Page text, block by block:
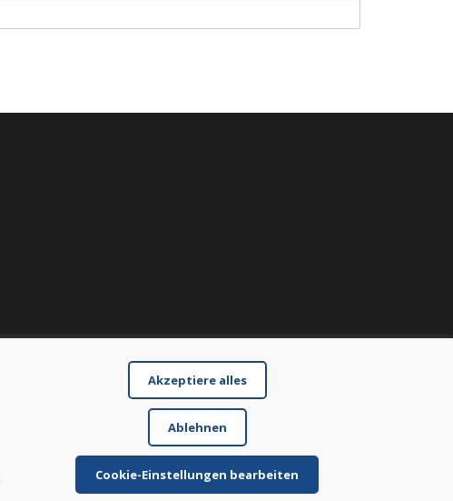
Akzeptiere alles
Ablehnen
Cookie-Einstellungen bearbeiten